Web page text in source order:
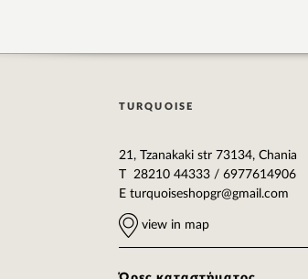
TURQUOISE
21, Tzanakaki str 73134, Chania
T 28210 44333 / 6977614906
E turquoiseshopgr@gmail.com
view in map